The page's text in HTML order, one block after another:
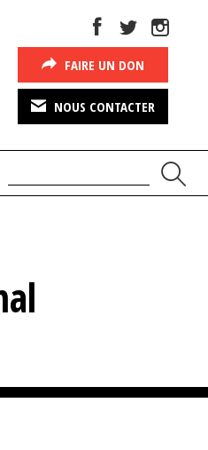
FAIRE UN DON
NOUS CONTACTER